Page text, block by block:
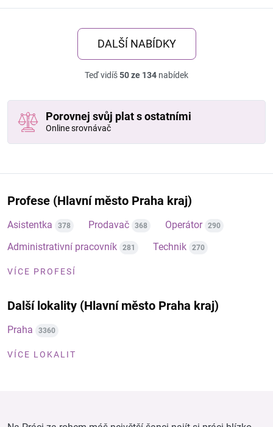
DALŠÍ NABÍDKY
Teď vidíš50 ze 134 nabídek
Porovnej svůj plat s ostatními
Online srovnávač
Profese (Hlavní město Praha kraj)
Asistentka 378 Prodavač 368 Operátor 290
Administrativní pracovník 281 Technik 270
VÍCE PROFESÍ
Další lokality (Hlavní město Praha kraj)
Praha 3360
VÍCE LOKALIT